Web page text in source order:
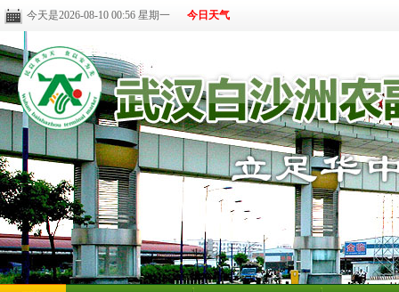
今天是2026-08-10 00:56 星期一 今日天气